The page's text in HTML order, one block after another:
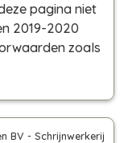
pagina niet
2019-2020
zoals
BV - Schrijnwerkerij